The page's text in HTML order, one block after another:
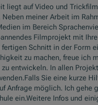
liegt auf Video und
meiner Arbeit im
im Bereich
Filmprojekt mit
Schnitt in der Form
zu machen, freue ich
entwickeln. In allen
Sie eine kurze
Anfrage möglich. Ich gehe
ein.Weitere Infos und